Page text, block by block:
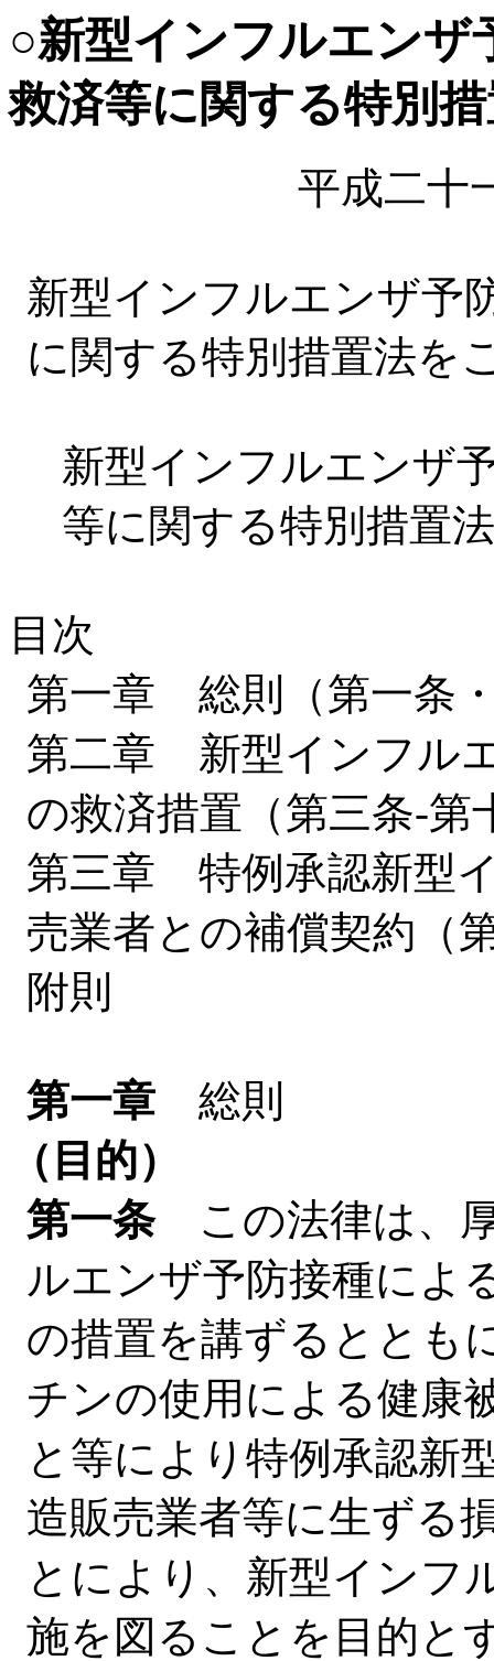
○新型インフルエンザ
救済等に関する特別
平成二十
新型インフルエンザ予
に関する特別措置法を
新型インフルエンザ
等に関する特別措置法
目次
第一章 総則（第一条
第二章 新型インフル
の救済措置（第三条-第
第三章 特例承認新型
売業者との補償契約（
附則
第一章 総則
（目的）
第一条この法律は、厚
ルエンザ予防接種によ
の措置を講ずるととも
チンの使用による健康
と等により特例承認新
造販売業者等に生ずる
とにより、新型インフ
施を図ることを目的と